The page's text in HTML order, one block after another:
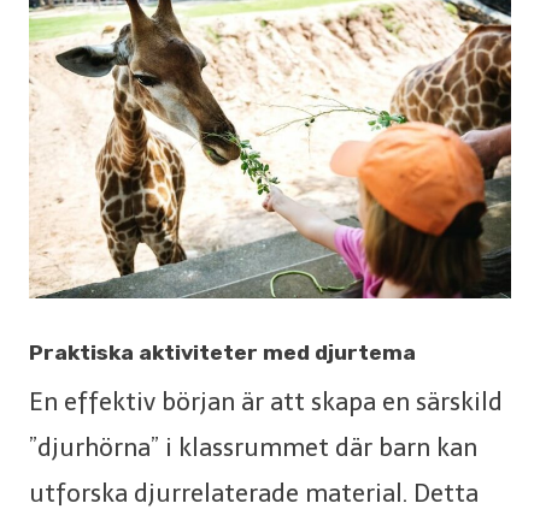
Praktiska aktiviteter med djurtema
En effektiv början är att skapa en särskild
”djurhörna” i klassrummet där barn kan
utforska djurrelaterade material. Detta